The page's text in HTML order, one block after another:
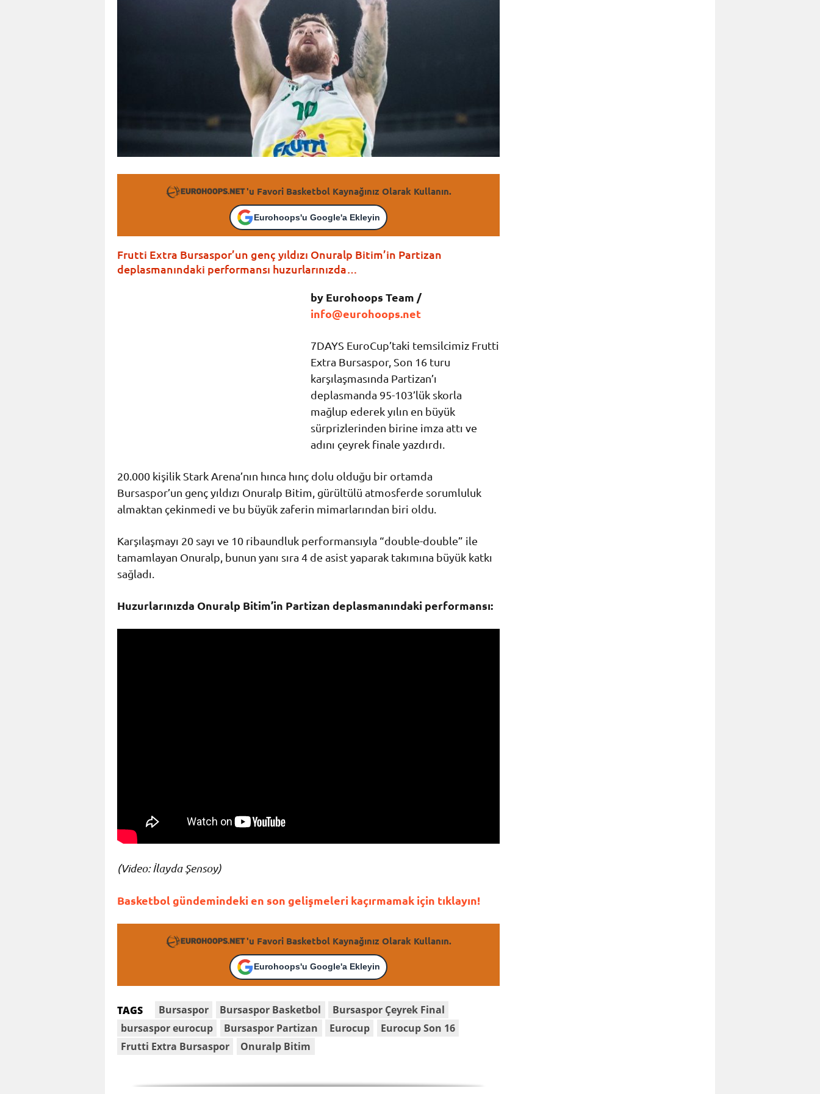
'u Favori Basketbol Kaynağınız Olarak Kullanın.
Eurohoops'u Google'a Ekleyin
Frutti Extra Bursaspor’un genç yıldızı Onuralp Bitim’in Partizan
deplasmanındaki performansı huzurlarınızda…
by Eurohoops Team /
info@eurohoops.net
7DAYS EuroCup’taki temsilcimiz Frutti
Extra Bursaspor, Son 16 turu
karşılaşmasında Partizan’ı
deplasmanda 95-103’lük skorla
mağlup ederek yılın en büyük
sürprizlerinden birine imza attı ve
adını çeyrek finale yazdırdı.
20.000 kişilik Stark Arena’nın hınca hınç dolu olduğu bir ortamda
Bursaspor’un genç yıldızı Onuralp Bitim, gürültülü atmosferde sorumluluk
almaktan çekinmedi ve bu büyük zaferin mimarlarından biri oldu.
Karşılaşmayı 20 sayı ve 10 ribaundluk performansıyla “double-double” ile
tamamlayan Onuralp, bunun yanı sıra 4 de asist yaparak takımına büyük katkı
sağladı.
Huzurlarınızda Onuralp Bitim’in Partizan deplasmanındaki performansı:
(Video: İlayda Şensoy)
Basketbol gündemindeki en son gelişmeleri kaçırmamak için tıklayın!
'u Favori Basketbol Kaynağınız Olarak Kullanın.
Eurohoops'u Google'a Ekleyin
TAGS Bursaspor Bursaspor Basketbol
Bursaspor Çeyrek Final
bursaspor eurocup
Bursaspor Partizan Eurocup
Eurocup Son 16
Frutti Extra Bursaspor
Onuralp Bitim